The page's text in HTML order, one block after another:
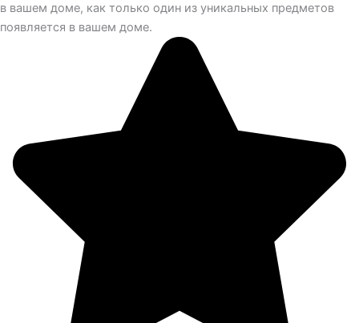
в вашем доме, как только один из уникальных предметов
появляется в вашем доме.